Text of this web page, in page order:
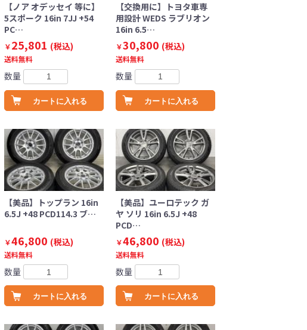
【ノア オデッセイ 等に】
5スポーク 16in 7JJ +54
PC…
￥25,801 (税込)
送料無料
数量
カートに入れる
【交換用に】トヨタ車専
用設計 WEDS ラブリオン
16in 6.5…
￥30,800 (税込)
送料無料
数量
カートに入れる
【美品】トップラン 16in
6.5J +48 PCD114.3 ブ…
￥46,800 (税込)
送料無料
数量
カートに入れる
【美品】ユーロテック ガ
ヤ ソリ 16in 6.5J +48
PCD…
￥46,800 (税込)
送料無料
数量
カートに入れる